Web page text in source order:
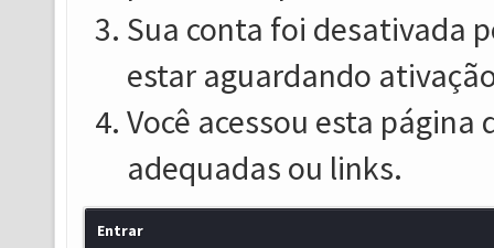
Sua conta foi desativada
estar aguardando
Você acessou esta
adequadas ou links.
Entrar